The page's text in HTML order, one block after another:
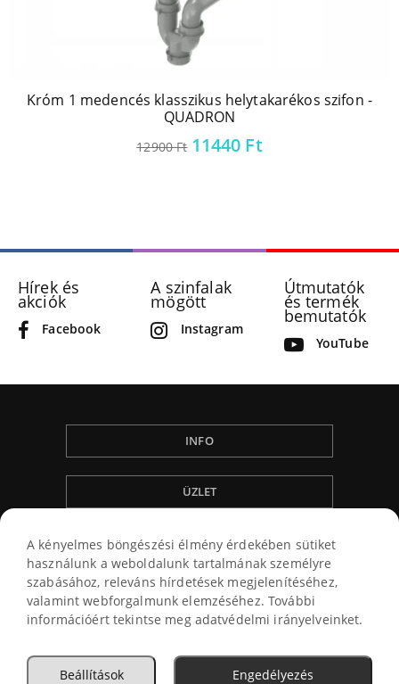
Króm 1 medencés klasszikus helytakarékos szifon -
QUADRON
12900Ft Original
11440 FtCurrent
Hírek és
akciók
Facebook
A szinfalak
mögött
Instagram
Útmutatók
és termék
bemutatók
YouTube
INFO
ÜZLET
ÁLTALÁNOS SZERZÖDÉSI FELTÉTELEK
A kényelmes böngészési élmény érdekében sütiket
használunk a weboldalunk tartalmának személyre
szabásához, releváns hírdetések megjelenítéséhez,
valamint webforgalmunk elemzéséhez. További
információért tekintse meg adatvédelmi irányelveinket.
Engedélyezés
Beállítások